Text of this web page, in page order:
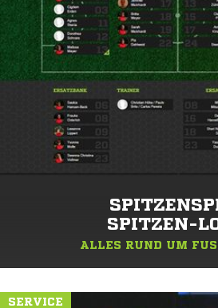
SPITZEN-
ALLES RUND UM
SERVICE